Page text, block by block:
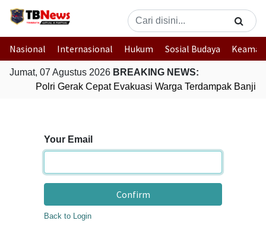
Nasional Internasional Hukum Sosial Budaya
Jumat, 07 Agustus 2026 BREAKING NEWS:
Polri Gerak Cepat Evakuasi Warga Terdampak Banjir
Your Email
Confirm
Back to Login